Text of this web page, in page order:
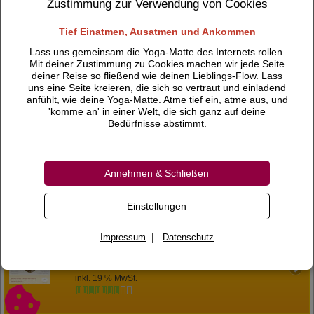
Liebe gelenkt. Kirtan Singen ist leicht und süß und läßt das
CD Sanskrit für Yogalehrer von Catharina Kiehnle
2,90 €
inkl. 19 % MwSt.
inkl. 19 % MwSt.
CD Puja und Homa
inkl. 19 % MwSt.
Zustimmung zur Verwendung von Cookies
Tief Einatmen, Ausatmen und Ankommen
Lass uns gemeinsam die Yoga-Matte des Internets rollen.
Mit deiner Zustimmung zu Cookies machen wir jede Seite
deiner Reise so fließend wie deinen Lieblings-Flow. Lass
uns eine Seite kreieren, die sich so vertraut und einladend
anfühlt, wie deine Yoga-Matte. Atme tief ein, atme aus, und
'komme an' in einer Welt, die sich ganz auf deine
Bedürfnisse abstimmt.
Annehmen & Schließen
Einstellungen
Impressum | Datenschutz